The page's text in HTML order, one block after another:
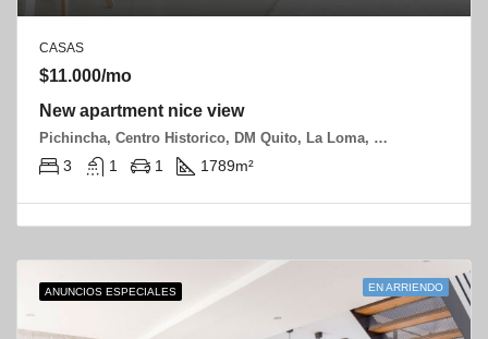
CASAS
$11.000/mo
New apartment nice view
Pichincha, Centro Historico, DM Quito, La Loma, Zaldumbide y Rocafuerte
3 1 1 1789m²
ANUNCIOS ESPECIALES EN ARRIENDO